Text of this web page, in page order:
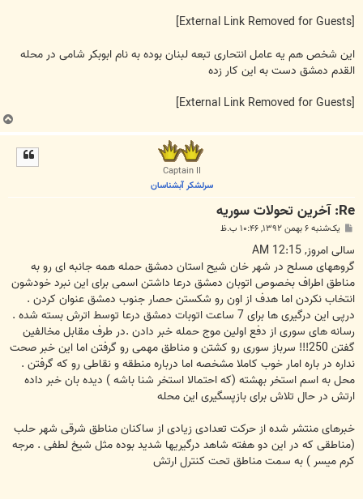
این شخص هم یه عامل انتحاری تبعه لبنان بوده به نام ابوبکر شامی در محله
القدم دمشق دست به این کار زده
ب
ا
Captain II
سرلشکر آبشناسان
Re: آخرين تحولات سوريه
پ
ت
یک‌شنبه ۶ بهمن ۱۳۹۲, ۱۰:۴۶ ب.ظ
سالی امروز, 12:15 AM
گروههای مسلح در شهر خان شیح استان دمشق حمله همه جانبه ای رو به
مناطق اطراف بخصوص اتوبان دمشق درعا داشتن اسمی برای این نبرد خودشون
انتخاب نکردن اما هدف از اون رو شکستن حصار جنوب دمشق عنوان کردن .
درپی این درگیری ها برای 7 ساعت اتوبات دمشق درعا توسط اترش بسته شده .
رسانه های سوری از دفع اولین موج حمله خبر دادن .در طرف مقابل مخالفین
گفتن 250!!! سرباز سوری رو کشتن و مناطق مهمی رو گرفتن اما این خبر صحت
نداره در باره امار خوب کاملا مشخصه اما درباره منطقه و نقاطی رو که گرفتن .
محل به اسم استخر بهشته (که احتمالا استخر شنا باشه ) دیده بان خبر داده
ارتش در حال تلاش برای بازپسگیری این محله
خبرهای منتشر شده از حرکت تعدادی زیادی از ساکنان مناطق شرقی شهر حلب
(مناطقی که در این دو هفته شاهد درگیریها شدید بوده مثل شیخ لطفی . مرجه
کرم میسر ) به سمت مناطق تحت کنترل ارتش